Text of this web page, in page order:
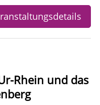
Rhein und das